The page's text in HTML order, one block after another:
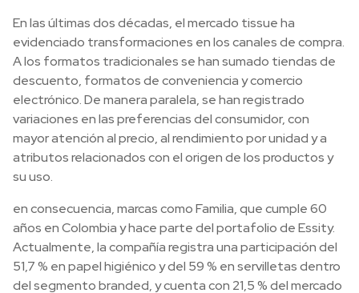
En las últimas dos décadas, el mercado tissue ha
evidenciado transformaciones en los canales de compra.
A los formatos tradicionales se han sumado tiendas de
descuento, formatos de conveniencia y comercio
electrónico. De manera paralela, se han registrado
variaciones en las preferencias del consumidor, con
mayor atención al precio, al rendimiento por unidad y a
atributos relacionados con el origen de los productos y
su uso.
en consecuencia, marcas como Familia, que cumple 60
años en Colombia y hace parte del portafolio de Essity.
Actualmente, la compañía registra una participación del
51,7 % en papel higiénico y del 59 % en servilletas dentro
del segmento branded, y cuenta con 21,5 % del mercado